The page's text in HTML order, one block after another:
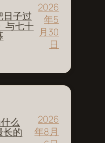
日子过
与七十
2026
年5
月30
日
么
长的
2026
年8月